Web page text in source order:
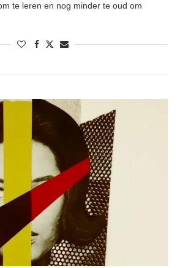
te leren en nog minder te oud om